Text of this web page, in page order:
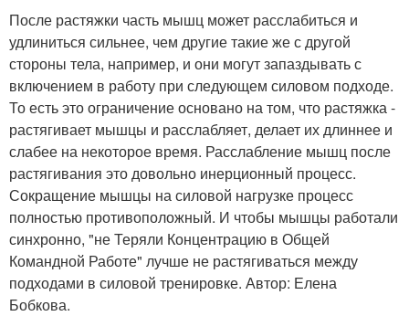
После растяжки часть мышц может расслабиться и
удлиниться сильнее, чем другие такие же с другой
стороны тела, например, и они могут запаздывать с
включением в работу при следующем силовом подходе.
То есть это ограничение основано на том, что растяжка -
растягивает мышцы и расслабляет, делает их длиннее и
слабее на некоторое время. Расслабление мышц после
растягивания это довольно инерционный процесс.
Сокращение мышцы на силовой нагрузке процесс
полностью противоположный. И чтобы мышцы работали
синхронно, "не Теряли Концентрацию в Общей
Командной Работе" лучше не растягиваться между
подходами в силовой тренировке. Автор: Елена
Бобкова.